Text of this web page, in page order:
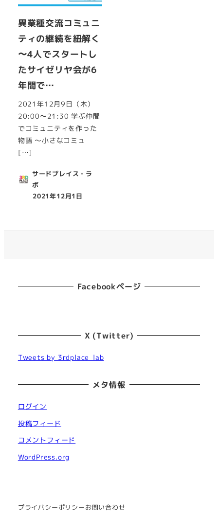
異業種交流コミュニ
ティの継続を紐解く
〜4人でスタートし
たサイゼリヤ会が6
年間で…
2021年12月9日（木）
20:00〜21:30 学ぶ仲間
でコミュニティを作った
物語 ～小さなコミュ
[…]
サードプレイス・ラ
ボ
投稿日
2021年12月1日
Facebookページ
X (Twitter)
Tweets by 3rdplace_lab
メタ情報
ログイン
投稿フィード
コメントフィード
WordPress.org
プライバシーポリシーお問い合わせ